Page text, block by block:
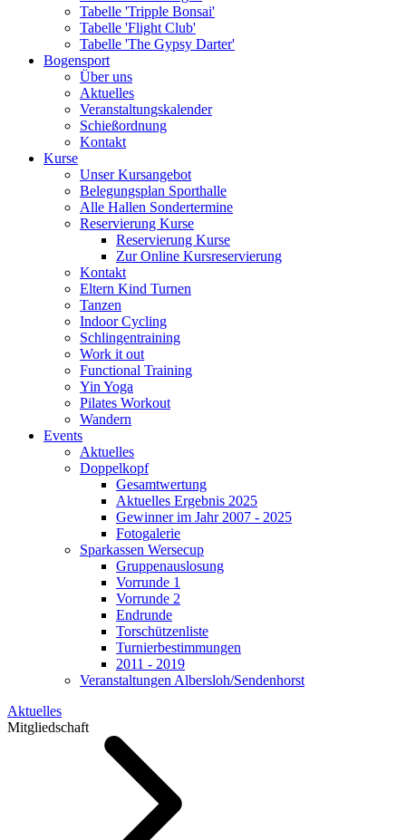
Tabelle 'Tripple Bonsai'
Tabelle 'Flight Club'
Tabelle 'The Gypsy Darter'
Bogensport
Über uns
Aktuelles
Veranstaltungskalender
Schießordnung
Kontakt
Kurse
Unser Kursangebot
Belegungsplan Sporthalle
Alle Hallen Sondertermine
Reservierung Kurse
Reservierung Kurse
Zur Online Kursreservierung
Kontakt
Eltern Kind Turnen
Tanzen
Indoor Cycling
Schlingentraining
Work it out
Functional Training
Yin Yoga
Pilates Workout
Wandern
Events
Aktuelles
Doppelkopf
Gesamtwertung
Aktuelles Ergebnis 2025
Gewinner im Jahr 2007 - 2025
Fotogalerie
Sparkassen Wersecup
Gruppenauslosung
Vorrunde 1
Vorrunde 2
Endrunde
Torschützenliste
Turnierbestimmungen
2011 - 2019
Veranstaltungen Albersloh/Sendenhorst
Aktuelles
Mitgliedschaft